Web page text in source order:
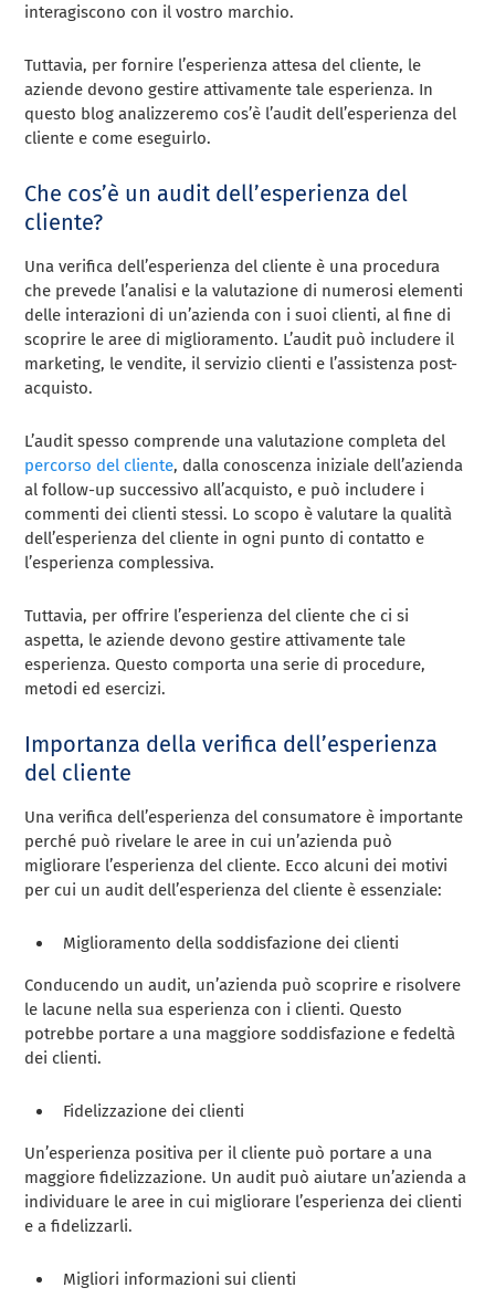
interagiscono con il vostro marchio.
Tuttavia, per fornire l’esperienza attesa del cliente, le
aziende devono gestire attivamente tale esperienza. In
questo blog analizzeremo cos’è l’audit dell’esperienza del
cliente e come eseguirlo.
Che cos’è un audit dell’esperienza del
cliente?
Una verifica dell’esperienza del cliente è una procedura
che prevede l’analisi e la valutazione di numerosi elementi
delle interazioni di un’azienda con i suoi clienti, al fine di
scoprire le aree di miglioramento. L’audit può includere il
marketing, le vendite, il servizio clienti e l’assistenza post-
acquisto.
L’audit spesso comprende una valutazione completa del
percorso del cliente, dalla conoscenza iniziale dell’azienda
al follow-up successivo all’acquisto, e può includere i
commenti dei clienti stessi. Lo scopo è valutare la qualità
dell’esperienza del cliente in ogni punto di contatto e
l’esperienza complessiva.
Tuttavia, per offrire l’esperienza del cliente che ci si
aspetta, le aziende devono gestire attivamente tale
esperienza. Questo comporta una serie di procedure,
metodi ed esercizi.
Importanza della verifica dell’esperienza
del cliente
Una verifica dell’esperienza del consumatore è importante
perché può rivelare le aree in cui un’azienda può
migliorare l’esperienza del cliente. Ecco alcuni dei motivi
per cui un audit dell’esperienza del cliente è essenziale:
Miglioramento della soddisfazione dei clienti
Conducendo un audit, un’azienda può scoprire e risolvere
le lacune nella sua esperienza con i clienti. Questo
potrebbe portare a una maggiore soddisfazione e fedeltà
dei clienti.
Fidelizzazione dei clienti
Un’esperienza positiva per il cliente può portare a una
maggiore fidelizzazione. Un audit può aiutare un’azienda a
individuare le aree in cui migliorare l’esperienza dei clienti
e a fidelizzarli.
Migliori informazioni sui clienti